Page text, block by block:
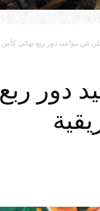
عن مواعيد دور ربع نهائي كأس
دور